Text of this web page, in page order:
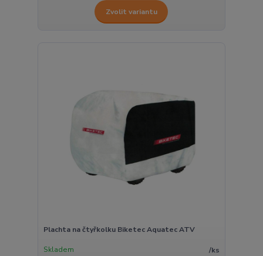
Zvolit variantu
Plachta na čtyřkolku Biketec Aquatec ATV
/ks
Skladem